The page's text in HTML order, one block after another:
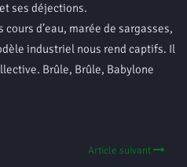
ses déjections.
d’eau, marée de sargasses,
industriel nous rend captifs. Il
Brûle, Brûle, Babylone
Article suivant